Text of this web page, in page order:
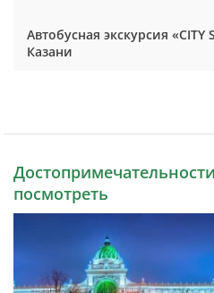
Автобусная экскурсия «CITY
Казани
посмотреть